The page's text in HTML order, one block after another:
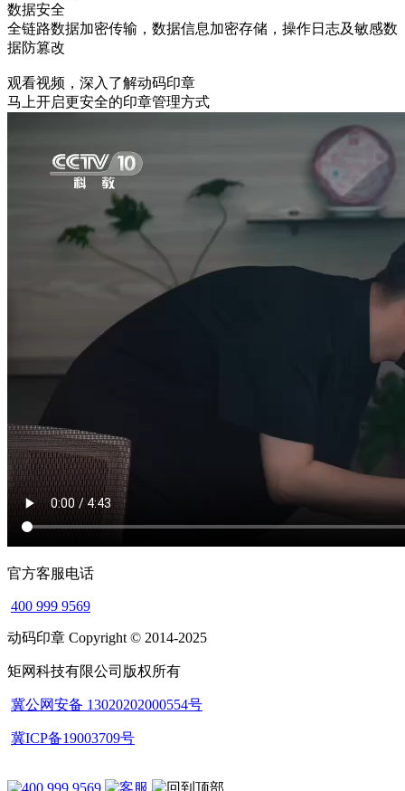
数据安全
全链路数据加密传输，数据信息加密存储，操作日志及敏感数
据防篡改
观看视频，深入了解动码印章
马上开启更安全的印章管理方式
官方客服电话
400 999 9569
动码印章 Copyright © 2014-2025
矩网科技有限公司版权所有
冀公网安备 13020202000554号
冀ICP备19003709号